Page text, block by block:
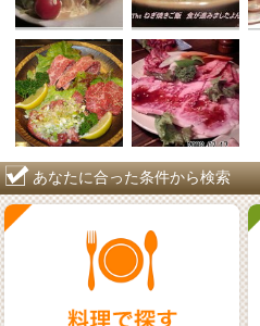
あなたに合った条件から検索